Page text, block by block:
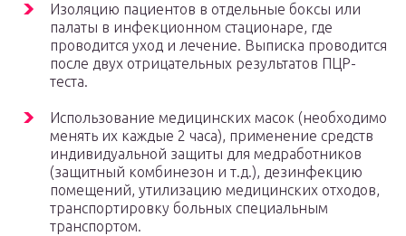
Изоляцию пациентов в отдельные боксы или
палаты в инфекционном стационаре, где
проводится уход и лечение. Выписка проводится
после двух отрицательных результатов ПЦР-
теста.
Использование медицинских масок (необходимо
менять их каждые 2 часа), применение средств
индивидуальной защиты для медработников
(защитный комбинезон и т.д.), дезинфекцию
помещений, утилизацию медицинских отходов,
транспортировку больных специальным
транспортом.